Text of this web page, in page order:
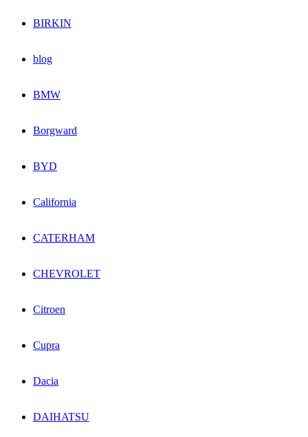
BIRKIN
blog
BMW
Borgward
BYD
California
CATERHAM
CHEVROLET
Citroen
Cupra
Dacia
DAIHATSU